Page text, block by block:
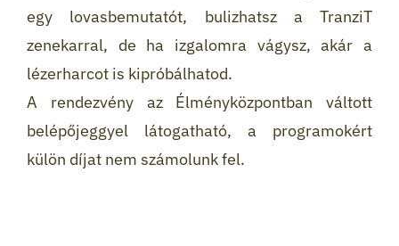
egy lovasbemutatót, bulizhatsz a TranziT
zenekarral, de ha izgalomra vágysz, akár a
lézerharcot is kipróbálhatod.
A rendezvény az Élményközpontban váltott
belépőjeggyel látogatható, a programokért
külön díjat nem számolunk fel.